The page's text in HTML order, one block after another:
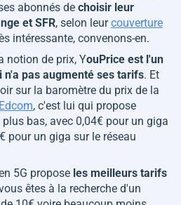
abonnés de choisir leur
et SFR, selon leurcouverture
intéressante, convenons-en.
notion de prix, YouPrice est l'un
pas augmenté ses tarifs. Et
sur la baromètre du prix de la
, c'est lui qui propose
bas, avec 0,04€ pour un giga
pour un giga sur le réseau
5G propose les meilleurs tarifs
êtes à la recherche d'un